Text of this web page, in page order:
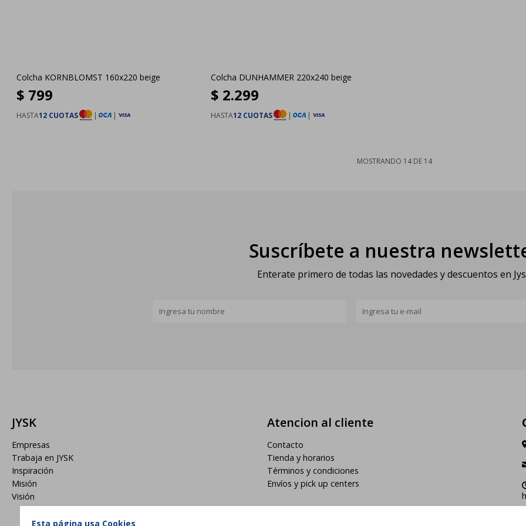
Esta página usa Cookies
Colcha KORNBLOMST 160x220 beige
$ 799
HASTA12 CUOTAS | |
Colcha DUNHAMMER 220x240 beige
$ 2.299
HASTA12 CUOTAS | |
MOSTRANDO 14DE 14
Suscríbete a nuestra
Enterate primero de todas las novedades y descuentos en
JYSK
Empresas
Trabaja en JYSK
Inspiración
Misión
Visión
Atencion al cliente
Contacto
Tienda y horarios
Términos y condiciones
Envíos y pick up centers